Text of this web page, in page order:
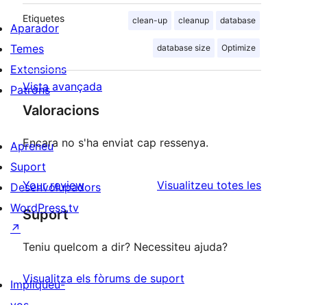
Etiquetes clean-up cleanup database
database size Optimize
Vista avançada
Valoracions
Encara no s'ha enviat cap ressenya.
Your review Visualitzeu totes lesressenyes
Suport
Teniu quelcom a dir? Necessiteu ajuda?
Visualitza els fòrums de suport
Aparador
Temes
Extensions
Patrons
Apreneu
Suport
Desenvolupadors
WordPress.tv
↗
Impliqueu-